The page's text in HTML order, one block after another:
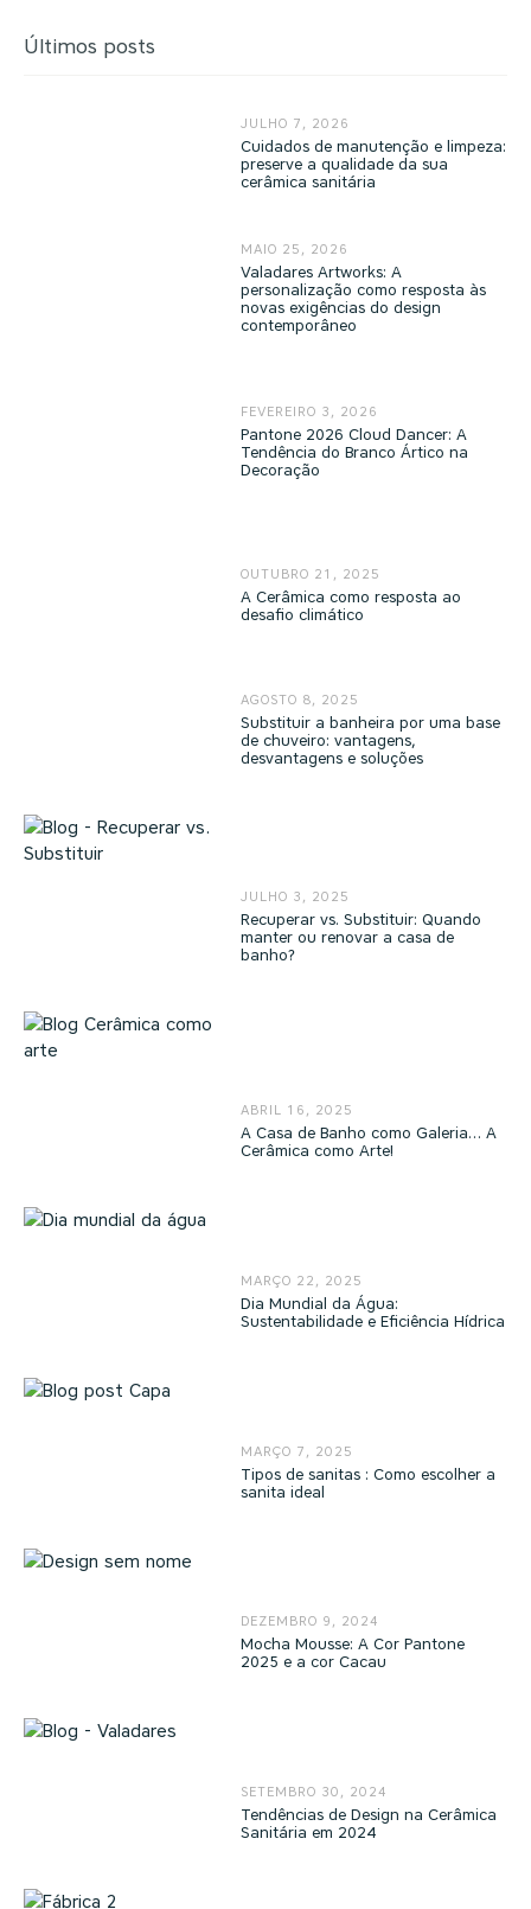
Últimos posts
Cuidados de manutenção e limpeza:
preserve a qualidade da sua
cerâmica sanitária
JULHO 7, 2026
Valadares Artworks: A
personalização como resposta às
novas exigências do design
contemporâneo
MAIO 25, 2026
Pantone 2026 Cloud Dancer: A
Tendência do Branco Ártico na
Decoração
FEVEREIRO 3, 2026
A Cerâmica como resposta ao
desafio climático
OUTUBRO 21, 2025
Substituir a banheira por uma base
de chuveiro: vantagens,
desvantagens e soluções
AGOSTO 8, 2025
Recuperar vs. Substituir: Quando
manter ou renovar a casa de
banho?
JULHO 3, 2025
A Casa de Banho como Galeria… A
Cerâmica como Arte!
ABRIL 16, 2025
Dia Mundial da Água:
Sustentabilidade e Eficiência Hídrica
MARÇO 22, 2025
Tipos de sanitas : Como escolher a
sanita ideal
MARÇO 7, 2025
Mocha Mousse: A Cor Pantone
2025 e a cor Cacau
DEZEMBRO 9, 2024
Tendências de Design na Cerâmica
Sanitária em 2024
SETEMBRO 30, 2024